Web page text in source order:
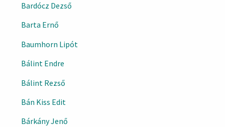
Bardócz Dezső
Barta Ernő
Baumhorn Lipót
Bálint Endre
Bálint Rezső
Bán Kiss Edit
Bárkány Jenő